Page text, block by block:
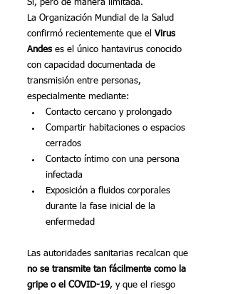
Sí, pero de manera limitada.
La Organización Mundial de la Salud
confirmó recientemente que el Virus
Andes es el único hantavirus conocido
con capacidad documentada de
transmisión entre personas,
especialmente mediante:
Contacto cercano y prolongado
Compartir habitaciones o espacios
cerrados
Contacto íntimo con una persona
infectada
Exposición a fluidos corporales
durante la fase inicial de la
enfermedad
Las autoridades sanitarias recalcan que
no se transmite tan fácilmente como la
gripe o el COVID-19, y que el riesgo